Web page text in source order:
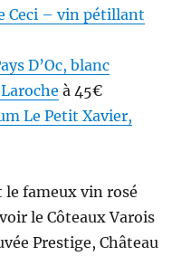
Ceci – vin pétillant
D’Oc, blanc
à 45€
Le Petit Xavier,
fameux vin rosé
le Côteaux Varois
Prestige, Château